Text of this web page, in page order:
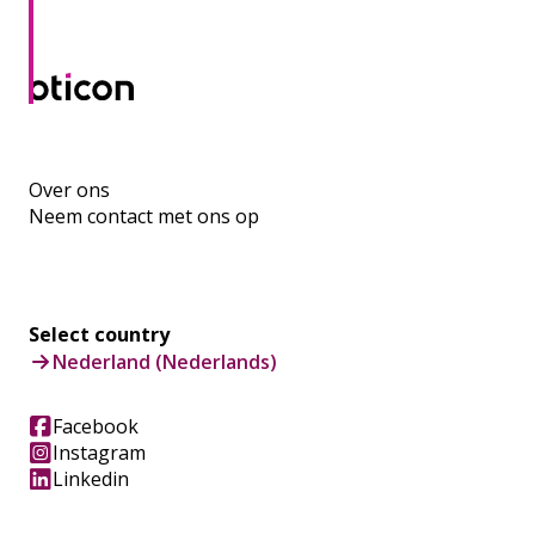
Over ons
Neem contact met ons op
Select country
Nederland (Nederlands)
Facebook
Instagram
Linkedin